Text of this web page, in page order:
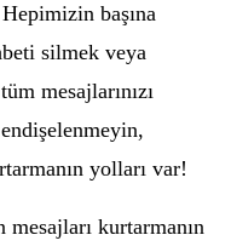
başına
silmek veya
mesajlarınızı
yolları var!
kurtarmanın